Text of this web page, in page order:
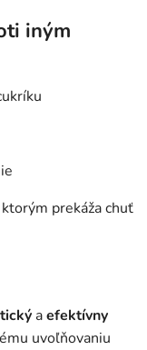
iným
prekáža chuť
aefektívny
uvoľňovaniu